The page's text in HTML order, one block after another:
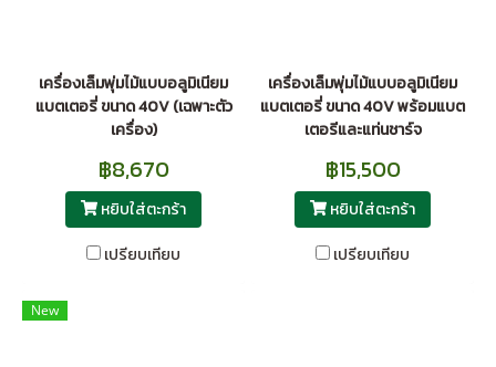
เครื่องเล็มพุ่มไม้แบบอลูมิเนียม
แบตเตอรี่ ขนาด 40V (เฉพาะตัว
เครื่อง)
฿8,670
หยิบใส่ตะกร้า
เปรียบเทียบ
เครื่องเล็มพุ่มไม้แบบอลูมิเนียม
แบตเตอรี่ ขนาด 40V พร้อมแบต
เตอรีและแท่นชาร์จ
฿15,500
หยิบใส่ตะกร้า
เปรียบเทียบ
New